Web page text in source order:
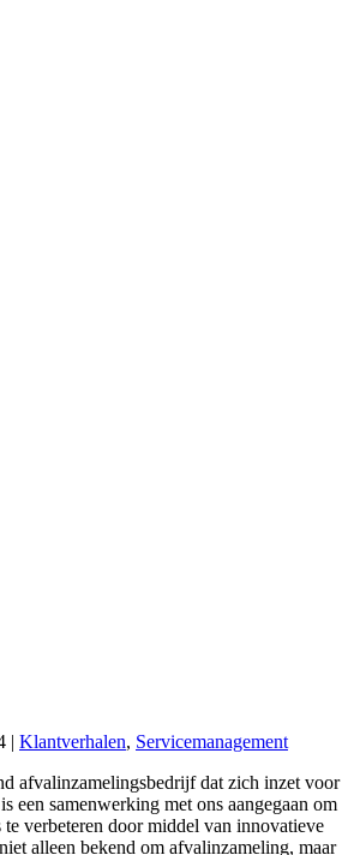
| Klantverhalen, Servicemanagement
afvalinzamelingsbedrijf dat zich inzet voor
een samenwerking met ons aangegaan om
verbeteren door middel van innovatieve
alleen bekend om afvalinzameling, maar